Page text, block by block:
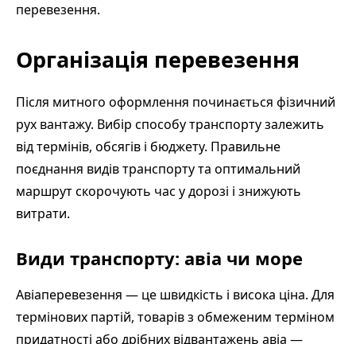
перевезення.
Організація перевезення
Після митного оформлення починається фізичний
рух вантажу. Вибір способу транспорту залежить
від термінів, обсягів і бюджету. Правильне
поєднання видів транспорту та оптимальний
маршрут скорочують час у дорозі і знижують
витрати.
Види транспорту: авіа чи море
Авіаперевезення — це швидкість і висока ціна. Для
термінових партій, товарів з обмеженим терміном
придатності або дрібних відвантажень авіа —